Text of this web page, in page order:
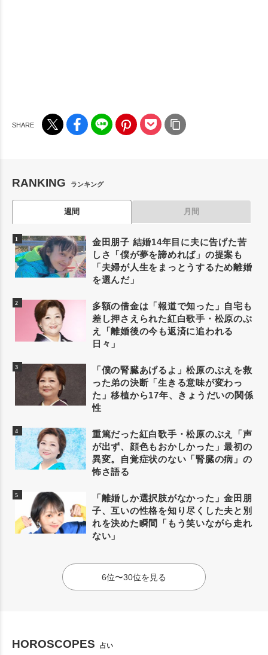
RANKING ランキング
週間 月間
金田朋子 結婚14年目に夫に告げた苦
しさ「僕が夢を諦めれば」の提案も
「夫婦が人生をまっとうするため離婚
を選んだ」
多額の借金は「報道で知った」自宅も
差し押さえられた紅白歌手・松原のぶ
え「離婚後の今も返済に追われる
日々」
「僕の腎臓あげるよ」松原のぶえを救
った弟の決断「生きる意味が変わっ
た」移植から17年、きょうだいの関係
性
重篤だった紅白歌手・松原のぶえ「声
が出ず、顔色もおかしかった」最初の
異変。自覚症状のない「腎臓の病」の
怖さ語る
「離婚しか選択肢がなかった」金田朋
子、互いの性格を知り尽くした夫と別
れを決めた瞬間「もう笑いながら走れ
ない」
6位〜30位を見る
HOROSCOPES 占い